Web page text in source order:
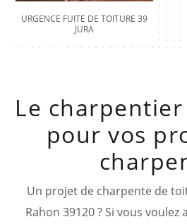
URGENCE FUITE DE TOITURE 39
JURA
Le
pour vos
Un projet de charpente de
Rahon 39120 ? Si vous